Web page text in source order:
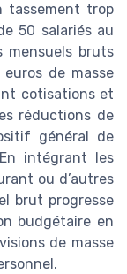
tassement trop
50 salariés au
mensuels bruts
de masse
cotisations et
réductions de
général de
intégrant les
ou d’autres
brut progresse
budgétaire en
de masse